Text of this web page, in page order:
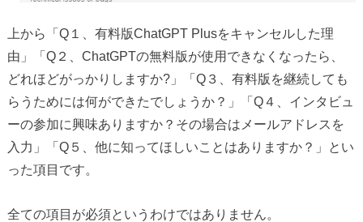
上から「Q１、有料版ChatGPT Plusをキャンセルした理
由」「Q２、ChatGPTの無料版が使用できなくなったら、
どれほどがっかりしますか?」「Q３、有料版を継続しても
らうためには何ができたでしょうか？」「Q４、インタビュ
ーの参加に興味ありますか？その場合はメールアドレスを
入力」「Q５、他に知ってほしいことはありますか？」とい
った項目です。
全ての項目が必須というわけではありません。